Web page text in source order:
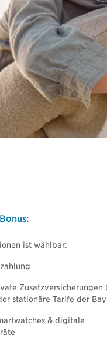
Rechner
ist wählbar:​
Zusatzversicherungen
stationäre Tarife der
& digitale